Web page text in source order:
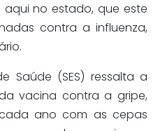
no estado, que este
contra a influenza,
Saúde (SES) ressalta a
vacina contra a gripe,
ano com as cepas